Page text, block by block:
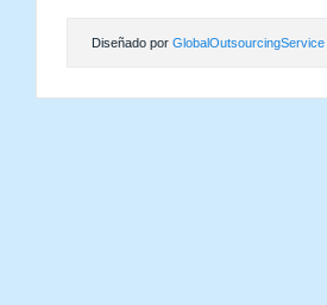
Diseñado por GlobalOutsourcingService